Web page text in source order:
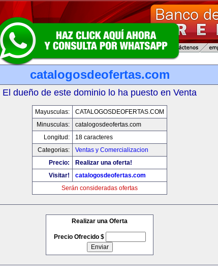
catalogosdeofertas.com
El dueño de este dominio lo ha puesto en Venta
Mayusculas:
CATALOGOSDEOFERTAS.COM
Minusculas:
catalogosdeofertas.com
Longitud:
18 caracteres
Categorias:
Ventas y Comercializacion
Precio:
Realizar una oferta!
Visitar!
catalogosdeofertas.com
Serán consideradas ofertas
Realizar una Oferta
Precio Ofrecido $